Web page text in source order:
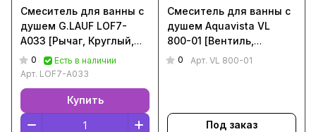
Смеситель для ванны с
душем G.LAUF LOF7-
A033 [Рычаг, Круглый,
Хром, LOF7-A033]
0
Есть в наличии
Арт. LOF7-A033
Купить
Смеситель для ванны с
душем Aquavista VL
800-01 [Вентиль,
Круглый, Хром, VL 800-
0 Арт. VL 800-01
Под заказ